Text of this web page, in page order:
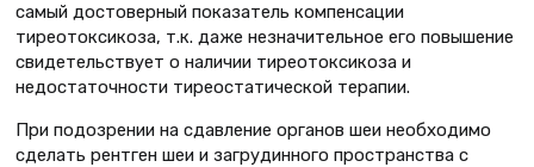
самый достоверный показатель компенсации
тиреотоксикоза, т.к. даже незначительное его повышение
свидетельствует о наличии тиреотоксикоза и
недостаточности тиреостатической терапии.
При подозрении на сдавление органов шеи необходимо
сделать рентген шеи и загрудинного пространства с